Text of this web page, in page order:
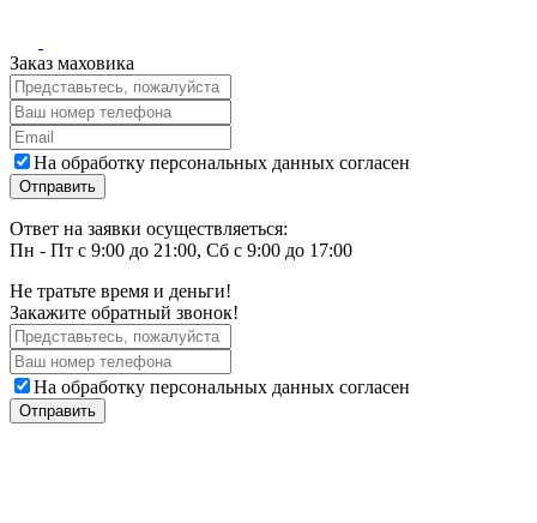
Заказ маховика
На обработку персональных данных согласен
Ответ на заявки осуществляеться:
Пн - Пт с 9:00 до 21:00, Сб с 9:00 до 17:00
Не тратьте время и деньги!
Закажите обратный звонок!
На обработку персональных данных согласен